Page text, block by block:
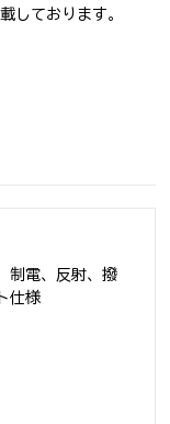
しております。
制電、反射、撥
仕様